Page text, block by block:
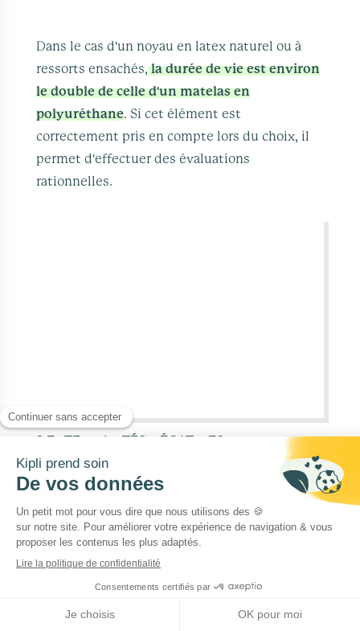
Dans le cas d'un noyau en latex naturel ou à
ressorts ensachés,la durée de vie est environ
le double de celle d'un matelas en
polyuréthane. Si cet élément est
correctement pris en compte lors du choix, il
permet d'effectuer des évaluations
rationnelles.
Dans l'article sur la housse, vous trouverez une
explication exhaustive de ce que sont les
externalités négatives.
principales externalités négatives qui ne sont